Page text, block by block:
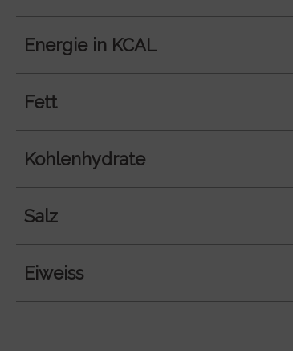
Energie in KCAL
Fett
Kohlenhydrate
Salz
Eiweiss